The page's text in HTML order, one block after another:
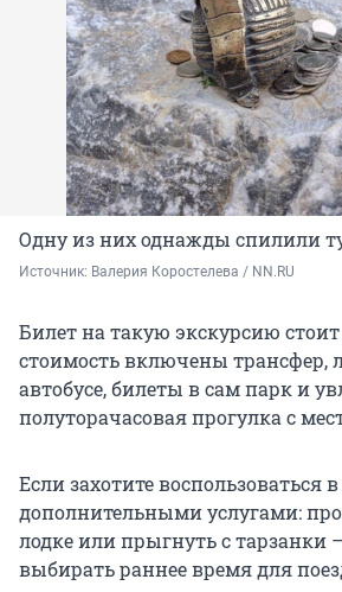
Одну из них однажды спилили
Источник: Валерия Коростелева / NN.RU
Билет на такую экскурсию стоит
стоимость включены трансфер,
автобусе, билеты в сам парк и
полуторачасовая прогулка с
Если захотите воспользоваться
дополнительными услугами:
лодке или прыгнуть с тарзанки
выбирать раннее время для